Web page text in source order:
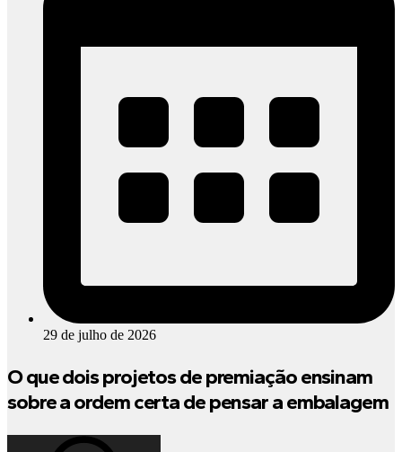
29 de julho de 2026
O que dois projetos de premiação ensinam
sobre a ordem certa de pensar a embalagem